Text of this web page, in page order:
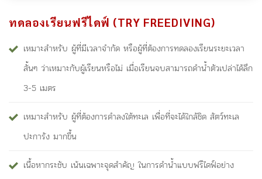
ทดลองเรียนฟรีไดฟ์ (TRY FREEDIVING)
เหมาะสำหรับ ผู้ที่มีเวลาจำกัด หรือผู้ที่ต้องการทดลองเรียนระยะเวลา
สั้นๆ ว่าเหมาะกับผู้เรียนหรือไม่ เมื่อเรียนจบสามารถดำน้ำตัวเปล่าได้ลึก
3-5 เมตร
เหมาะสำหรับ ผู้ที่ต้องการดำลงใต้ทะเล เพื่อที่จะได้ใกล้ชิด สัตว์ทะเล
ปะการัง มากขึ้น
เนื้อหากระชับ เน้นเฉพาะจุดสำคัญ ในการดำน้ำแบบฟรีไดฟ์อย่าง